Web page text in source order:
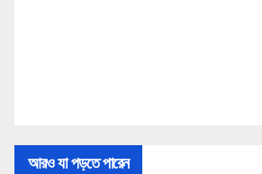
আরও যা পড়তে পারেন